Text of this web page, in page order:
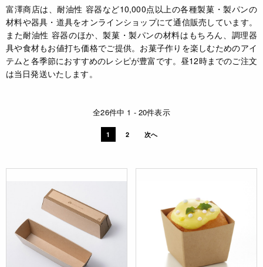
富澤商店は、耐油性 容器など10,000点以上の各種製菓・製パンの
材料や器具・道具をオンラインショップにて通信販売しています。
また耐油性 容器のほか、製菓・製パンの材料はもちろん、調理器
具や食材もお値打ち価格でご提供。お菓子作りを楽しむためのアイ
テムと各季節におすすめのレシピが豊富です。昼12時までのご注文
は当日発送いたします。
全26件中 1 - 20件表示
1 2 次へ